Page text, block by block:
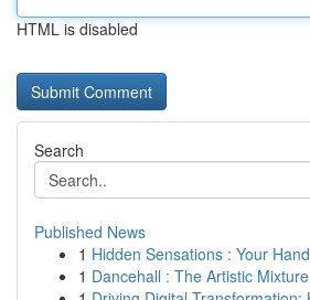
HTML is disabled
Search
Published News
1 Hidden Sensations : Your
1 Dancehall : The Artistic Mixture